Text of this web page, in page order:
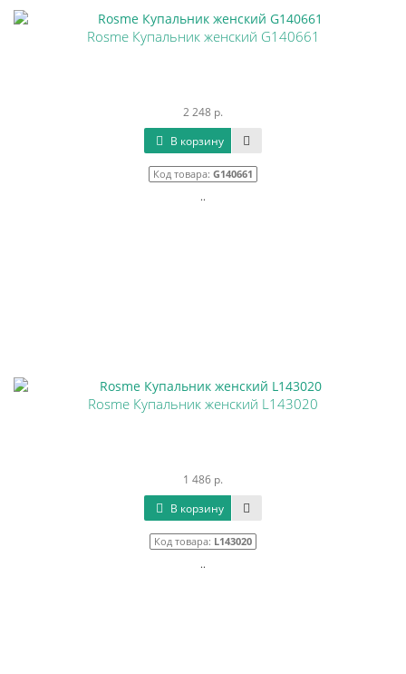
Rosme Купальник женский G140661
2 248 р.
В корзину
Код товара: G140661
..
Rosme Купальник женский L143020
1 486 р.
В корзину
Код товара: L143020
..